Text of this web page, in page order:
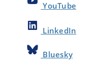
YouTube
LinkedIn
Bluesky